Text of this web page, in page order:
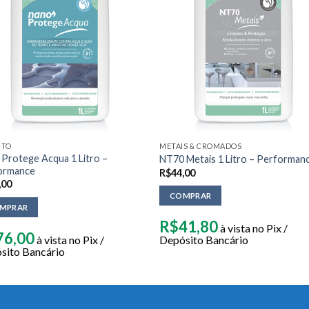
Protege Acqua 1 Litro –
à vista no Pix /
Bancário
METAIS & CROMADOS
NT70 Metais 1 Litro –
R$44,00
COMPRAR
R$41,80à vista no Pix /
Depósito Bancário